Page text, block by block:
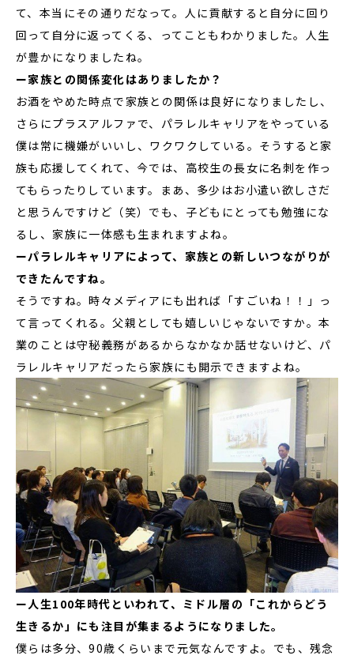
て、本当にその通りだなって。人に貢献すると自分に回り
回って自分に返ってくる、ってこともわかりました。人生
が豊かになりましたね。
ー家族との関係変化はありましたか？
お酒をやめた時点で家族との関係は良好になりましたし、
さらにプラスアルファで、パラレルキャリアをやっている
僕は常に機嫌がいいし、ワクワクしている。そうすると家
族も応援してくれて、今では、高校生の長女に名刺を作っ
てもらったりしています。まあ、多少はお小遣い欲しさだ
と思うんですけど（笑）でも、子どもにとっても勉強にな
るし、家族に一体感も生まれますよね。
ーパラレルキャリアによって、家族との新しいつながりが
できたんですね。
そうですね。時々メディアにも出れば「すごいね！！」っ
て言ってくれる。父親としても嬉しいじゃないですか。本
業のことは守秘義務があるからなかなか話せないけど、パ
ラレルキャリアだったら家族にも開示できますよね。
ー人生100年時代といわれて、ミドル層の「これからどう
生きるか」にも注目が集まるようになりました。
僕らは多分、90歳くらいまで元気なんですよ。でも、残念